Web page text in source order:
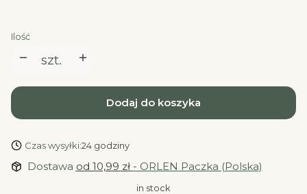
Ilość
szt.
Dodaj do koszyka
Czas wysyłki:24 godziny
Dostawa od 10,99 zł - ORLEN Paczka (Polska)
in stock